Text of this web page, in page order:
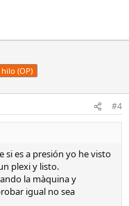
(OP)
#4
si es a presión yo he visto
plexi y listo.
la màquina y
igual no sea